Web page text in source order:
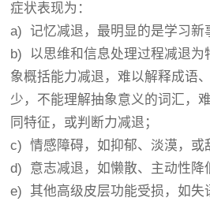
症状表现为：
a) 记忆减退，最明显的是学习新
b) 以思维和信息处理过程减退为
象概括能力减退，难以解释成语
少，不能理解抽象意义的词汇，
同特征，或判断力减退；
c) 情感障碍，如抑郁、淡漠，或
d) 意志减退，如懒散、主动性降
e) 其他高级皮层功能受损，如失